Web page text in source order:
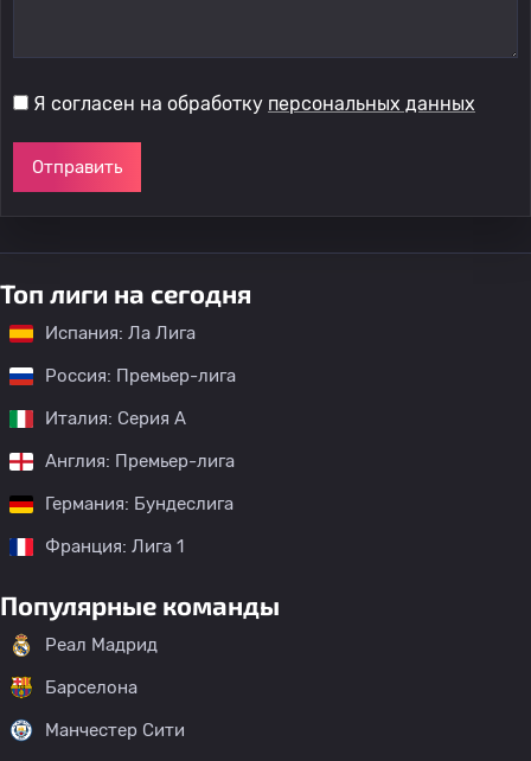
Я согласен на обработку персональных данных
Отправить
Топ лиги на сегодня
Испания: Ла Лига
Россия: Премьер-лига
Италия: Серия А
Англия: Премьер-лига
Германия: Бундеслига
Франция: Лига 1
Популярные команды
Реал Мадрид
Барселона
Манчестер Сити